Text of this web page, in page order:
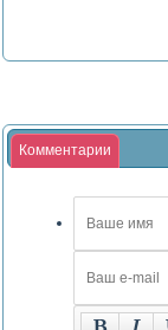
Комментарии